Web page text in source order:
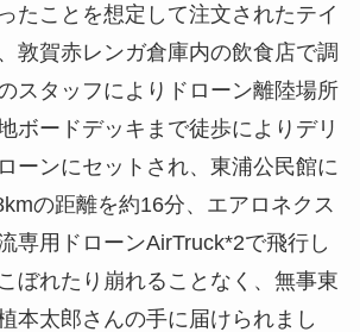
たことを想定して注文されたテイ
敦賀赤レンガ倉庫内の飲食店で調
スタッフによりドローン離陸場所
ボードデッキまで徒歩によりデリ
ーンにセットされ、東浦公民館に
の距離を約16分、エアロネクス
専用ドローンAirTruck*2で飛行し
ぼれたり崩れることなく、無事東
本太郎さんの手に届けられまし